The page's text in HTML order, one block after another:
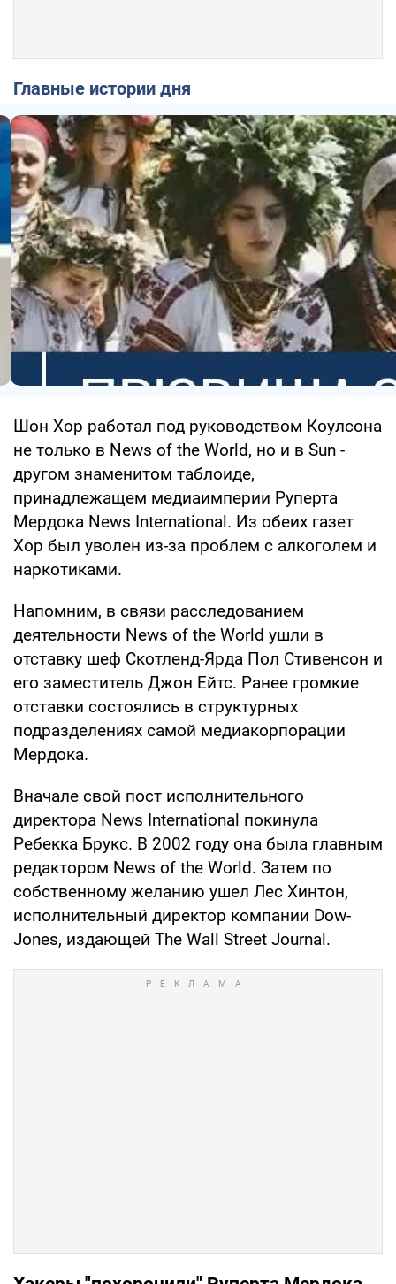
Главные истории дня
Шон Хор работал под руководством Коулсона
не только в News of the World, но и в Sun -
другом знаменитом таблоиде,
принадлежащем медиаимперии Руперта
Мердока News International. Из обеих газет
Хор был уволен из-за проблем с алкоголем и
наркотиками.
Напомним, в связи расследованием
деятельности News of the World ушли в
отставку шеф Скотленд-Ярда Пол Стивенсон и
его заместитель Джон Ейтс. Ранее громкие
отставки состоялись в структурных
подразделениях самой медиакорпорации
Мердока.
Вначале свой пост исполнительного
директора News International покинула
Ребекка Брукс. В 2002 году она была главным
редактором News of the World. Затем по
собственному желанию ушел Лес Хинтон,
исполнительный директор компании Dow-
Jones, издающей The Wall Street Journal.